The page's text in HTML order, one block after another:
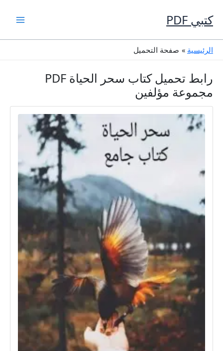
إلى
المحتوى
كتبي PDF
الرئيسية صفحة التحميل
رابط تحميل كتاب سحر الحياة PDF
مجموعة مؤلفين